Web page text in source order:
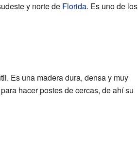
y norte de Florida. Es uno de los
Es una madera dura, densa y muy
hacer postes de cercas, de ahí su